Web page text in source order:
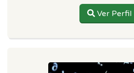
Ver Perfil